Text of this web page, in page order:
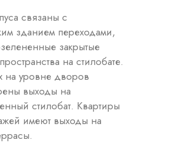
связаны с
зданием переходами,
закрытые
на стилобате.
на уровне дворов
выходы на
стилобат. Квартиры
имеют выходы на